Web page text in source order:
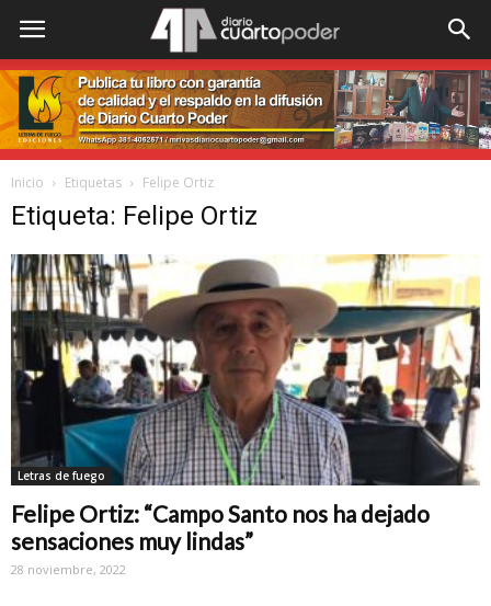
Inicio Etiquetas Felipe Ortiz
Etiqueta: Felipe Ortiz
Letras de fuego
Felipe Ortiz: “Campo Santo nos ha dejado
sensaciones muy lindas”
28 noviembre, 2022